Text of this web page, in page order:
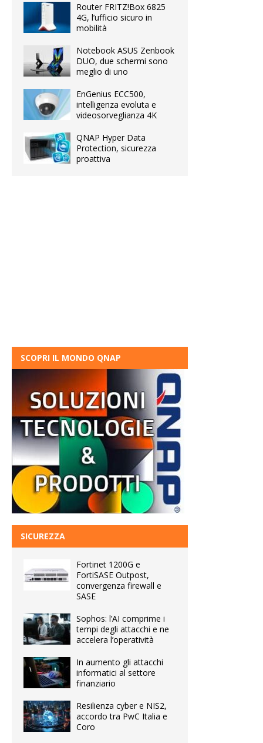
Router FRITZ!Box 6825
4G, l’ufficio sicuro in
mobilità
Notebook ASUS Zenbook
DUO, due schermi sono
meglio di uno
EnGenius ECC500,
intelligenza evoluta e
videosorveglianza 4K
QNAP Hyper Data
Protection, sicurezza
proattiva
SCOPRI IL MONDO QNAP
SICUREZZA
Fortinet 1200G e
FortiSASE Outpost,
convergenza firewall e
SASE
Sophos: l’AI comprime i
tempi degli attacchi e ne
accelera l’operatività
In aumento gli attacchi
informatici al settore
finanziario
Resilienza cyber e NIS2,
accordo tra PwC Italia e
Coro